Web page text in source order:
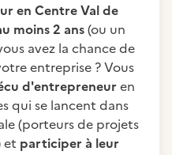
en Centre Val de
moins 2 ans(ou un
avez la chance de
entreprise ? Vous
d'entrepreneur en
qui se lancent dans
(porteurs de projets
et participer à leur